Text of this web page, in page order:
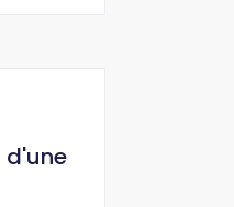
d'une